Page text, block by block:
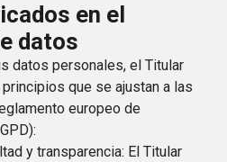
en el
datos
datos personales, el Titular
que se ajustan a las
europeo de
y transparencia: El Titular